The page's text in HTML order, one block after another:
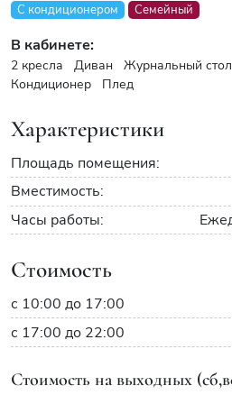
С кондиционером Семейный
В кабинете:
2 кресла Диван Журнальный стол
Кондиционер
Плед
Характеристики
Площадь помещения:
Вместимость:
Часы работы:
Стоимость
с 10:00 до 17:00
с 17:00 до 22:00
Стоимость на выходных